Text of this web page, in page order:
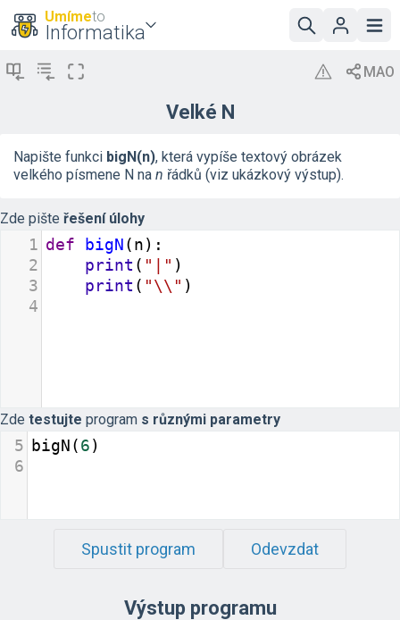
Umímeto
Informatika
Velké N
Napište funkci bigN(n), která vypíše textový obrázek
velkého písmene N na n řádků (viz ukázkový výstup).
Zde pište řešení úlohy
1 def bigN(n):
2
print ( "|" )
3
print ( "\\" )
4
Zde testujte program s různými parametry
5 bigN(6)
6
Spustit program Odevzdat
Výstup programu